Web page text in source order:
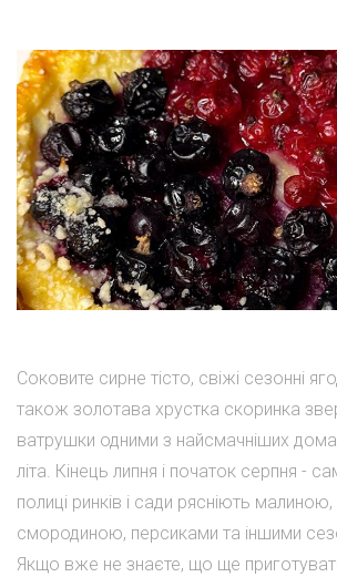
Соковите сирне тісто, свіжі сезонні
також золотава хрустка скоринка
ватрушки одними з найсмачніших
літа. Кінець липня і початок серпня -
полиці ринків і сади рясніють
смородиною, персиками та іншими
Якщо вже не знаєте, що ще